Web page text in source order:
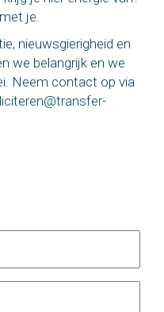
je.
nieuwsgierigheid en
we belangrijk en we
Neem contact op via